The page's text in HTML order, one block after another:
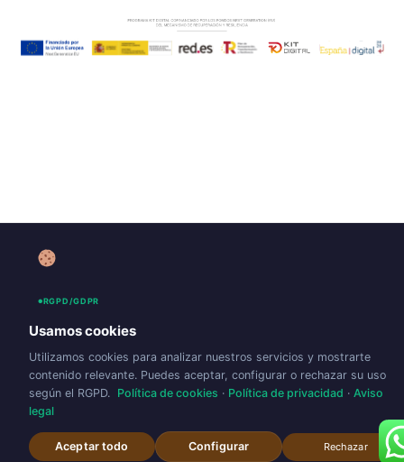
RGPD/GDPR
Usamos cookies
Utilizamos cookies para analizar nuestros servicios y mostrarte
contenido relevante. Puedes aceptar, configurar o rechazar su uso
según el RGPD. Política de cookies · Política de privacidad · Aviso
legal
Aceptar todo Configurar Rechazar